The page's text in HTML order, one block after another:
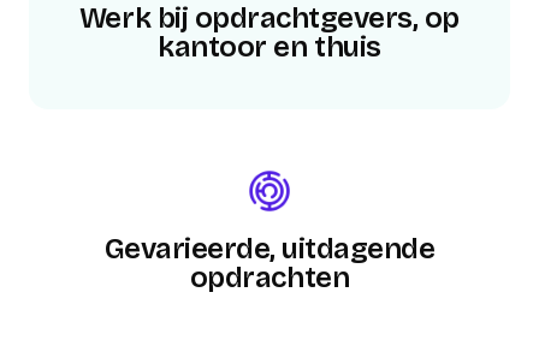
Werk bij opdrachtgevers, op
kantoor en thuis
Gevarieerde, uitdagende
opdrachten